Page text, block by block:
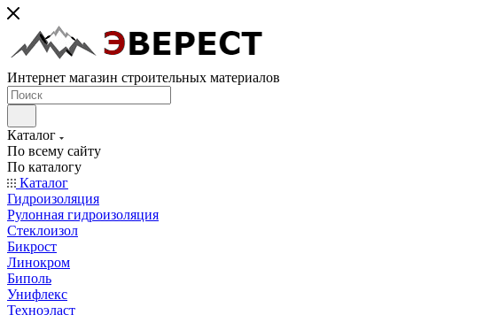
Интернет магазин строительных материалов
Каталог
По всему сайту
По каталогу
Каталог
Гидроизоляция
Рулонная гидроизоляция
Стеклоизол
Бикрост
Линокром
Биполь
Унифлекс
Техноэласт